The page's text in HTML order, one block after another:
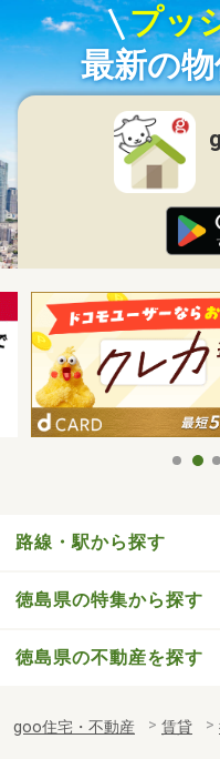
プッ
最新の
路線・駅から探す
徳島県の特集から探す
徳島県の不動産を探す
goo住宅・不動産 賃貸